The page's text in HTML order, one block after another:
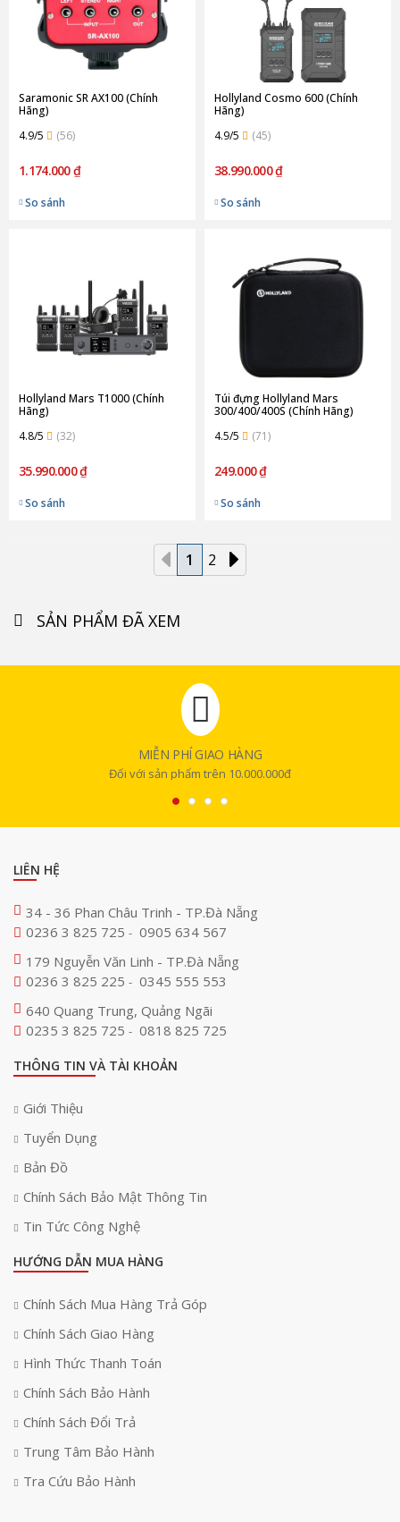
Saramonic SR AX100 (Chính
Hãng)
4.9/5
(56)
1.174.000 ₫
So sánh
Hollyland Cosmo 600 (Chính
Hãng)
4.9/5
(45)
38.990.000 ₫
So sánh
Hollyland Mars T1000 (Chính
Hãng)
4.8/5
(32)
35.990.000 ₫
So sánh
Túi đựng Hollyland Mars
300/400/400S (Chính Hãng)
4.5/5
(71)
249.000 ₫
So sánh
1 2
SẢN PHẨM ĐÃ XEM
MIỄN PHÍ GIAO HÀNG
Đối với sản phẩm trên 10.000.000đ
LIÊN HỆ
34 - 36 Phan Châu Trinh - TP.Đà Nẵng
0236 3 825 725 - 0905 634 567
179 Nguyễn Văn Linh - TP.Đà Nẵng
0236 3 825 225 - 0345 555 553
640 Quang Trung, Quảng Ngãi
0235 3 825 725 - 0818 825 725
THÔNG TIN VÀ TÀI KHOẢN
Giới Thiệu
Tuyển Dụng
Bản Đồ
Chính Sách Bảo Mật Thông Tin
Tin Tức Công Nghệ
HƯỚNG DẪN MUA HÀNG
Chính Sách Mua Hàng Trả Góp
Chính Sách Giao Hàng
Hình Thức Thanh Toán
Chính Sách Bảo Hành
Chính Sách Đổi Trả
Trung Tâm Bảo Hành
Tra Cứu Bảo Hành